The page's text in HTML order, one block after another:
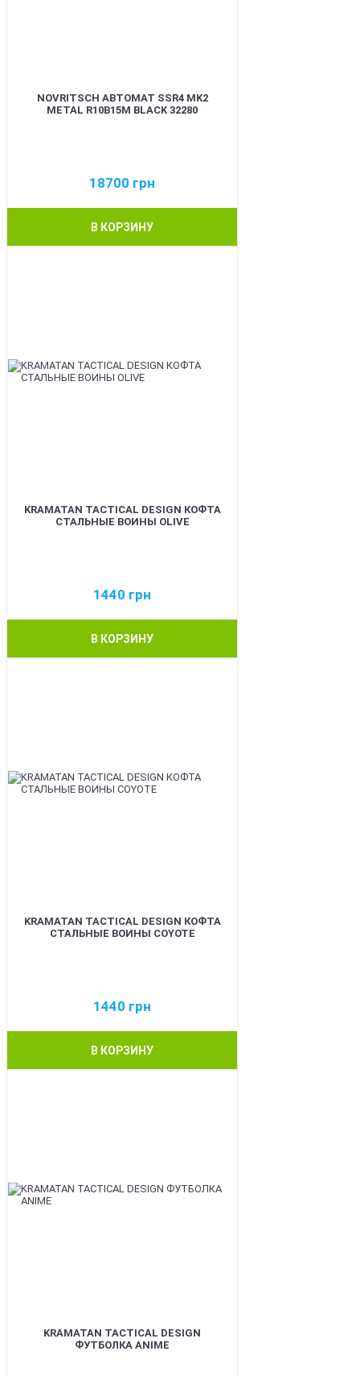
NOVRITSCH АВТОМАТ SSR4 MK2
METAL R10B15M BLACK 32280
18700 грн
В КОРЗИНУ
KRAMATAN TACTICAL DESIGN КОФТА
СТАЛЬНЫЕ ВОИНЫ OLIVE
1440 грн
В КОРЗИНУ
KRAMATAN TACTICAL DESIGN КОФТА
СТАЛЬНЫЕ ВОИНЫ COYOTE
1440 грн
В КОРЗИНУ
KRAMATAN TACTICAL DESIGN
ФУТБОЛКА ANIME